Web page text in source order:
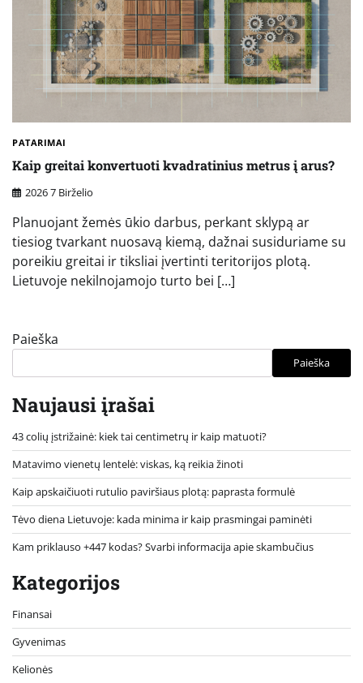
PATARIMAI
Kaip greitai konvertuoti kvadratinius metrus į arus?
2026 7 Birželio
Planuojant žemės ūkio darbus, perkant sklypą ar
tiesiog tvarkant nuosavą kiemą, dažnai susiduriame su
poreikiu greitai ir tiksliai įvertinti teritorijos plotą.
Lietuvoje nekilnojamojo turto bei […]
Paieška
Paieška
Naujausi įrašai
43 colių įstrižainė: kiek tai centimetrų ir kaip matuoti?
Matavimo vienetų lentelė: viskas, ką reikia žinoti
Kaip apskaičiuoti rutulio paviršiaus plotą: paprasta formulė
Tėvo diena Lietuvoje: kada minima ir kaip prasmingai paminėti
Kam priklauso +447 kodas? Svarbi informacija apie skambučius
Kategorijos
Finansai
Gyvenimas
Kelionės